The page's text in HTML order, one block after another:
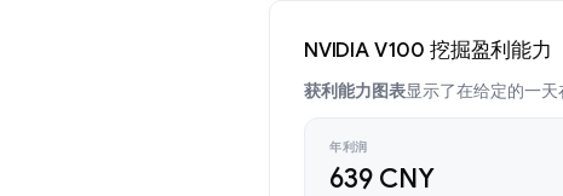
NVIDIA V100 挖掘盈利能力
获利能力图表显示了在给定的一
年利润
639 CNY